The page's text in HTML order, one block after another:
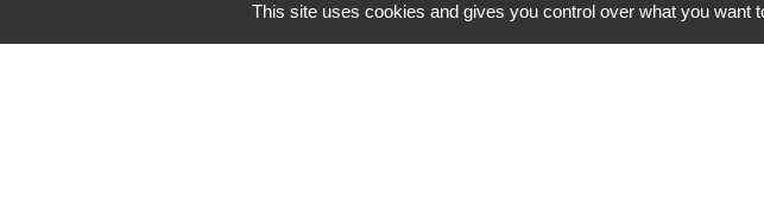
Guide des démarches
This site uses cookies and gives you control over what you want